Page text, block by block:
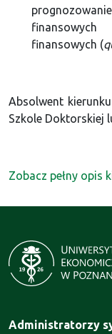
finansowych (
Absolwent
Szkole Doktorskiej
Zobacz pełny opis
Administratorzy